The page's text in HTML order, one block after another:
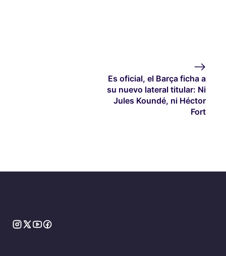
Es oficial, el Barça ficha a
su nuevo lateral titular: Ni
Jules Koundé, ni Héctor
Fort